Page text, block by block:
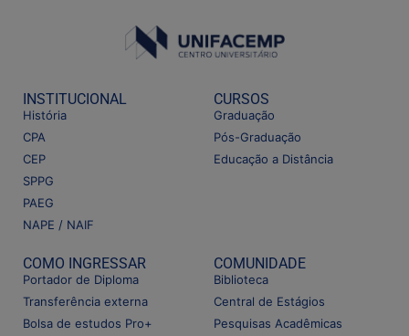
INSTITUCIONAL
História
CPA
CEP
SPPG
PAEG
NAPE / NAIF
CURSOS
Graduação
Pós-Graduação
Educação a Distância
COMO INGRESSAR
Portador de Diploma
Transferência externa
Bolsa de estudos Pro+
COMUNIDADE
Biblioteca
Central de Estágios
Pesquisas Acadêmicas